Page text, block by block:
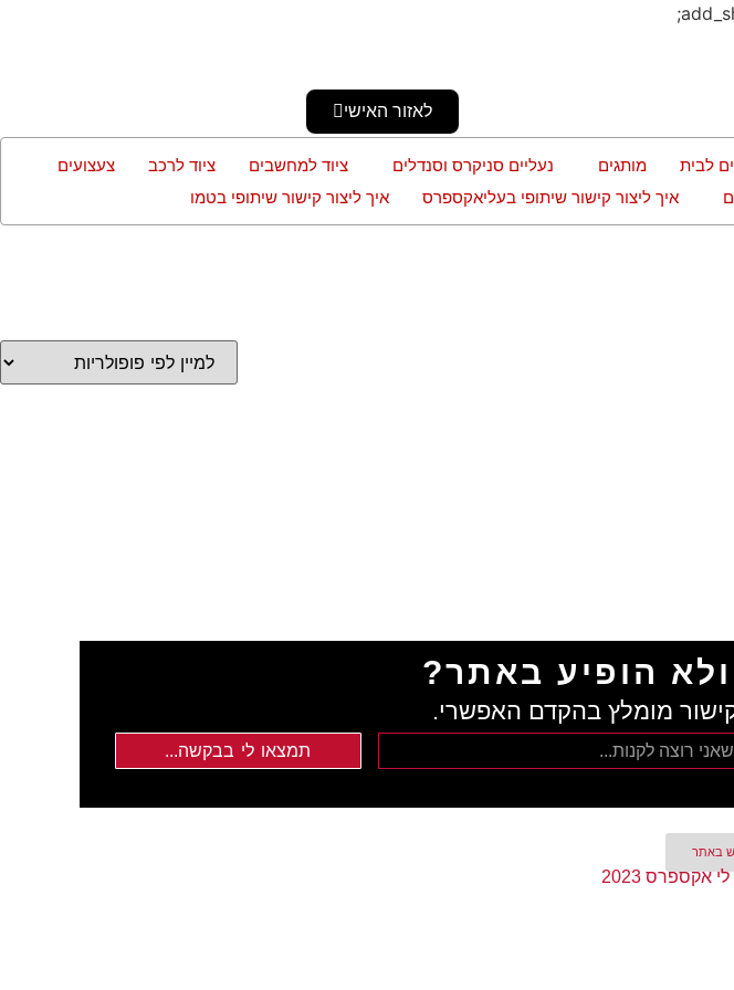
לאזור האישי
לבית מותגים נעליים סניקרס וסנדלים ציוד למחשבים ציוד לרכב
צעצועים
איך ליצור קישור שיתופי בעליאקספרס איך ליצור קישור שיתופי בטמו
הופיע באתר?
מומלץ בהקדם האפשרי.
תמצאו לי בבקשה...
באתר
אקספרס 2023